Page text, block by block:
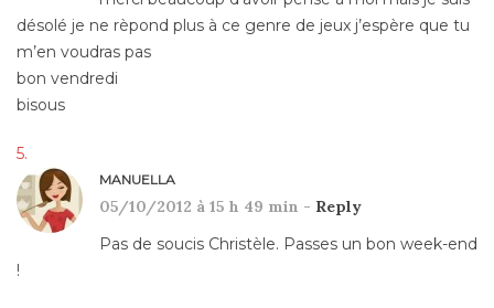
désolé je ne rèpond plus à ce genre de jeux j’espère que tu
m’en voudras pas
bon vendredi
bisous
MANUELLA
05/10/2012 à 15 h 49 min - Reply
Pas de soucis Christèle. Passes un bon week-end
!